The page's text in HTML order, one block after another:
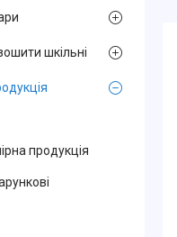
шкільні
продукція